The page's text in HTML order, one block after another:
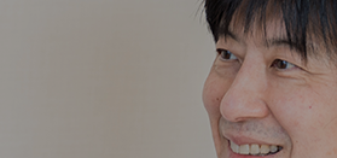
舌
左側の舌
就寝時に
たまに痛み